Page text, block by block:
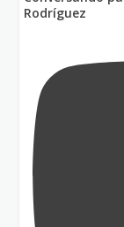
Rodríguez